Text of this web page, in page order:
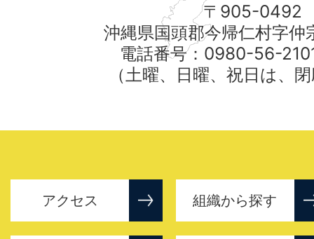
〒905-0492
沖縄県国頭郡今帰仁村字仲
電話番号：0980-56-
（土曜、日曜、祝日は、
アクセス 組織から探す